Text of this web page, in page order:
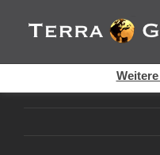
Inhalt
springen
Cookies helfen auf auf
Dienste. Durch die